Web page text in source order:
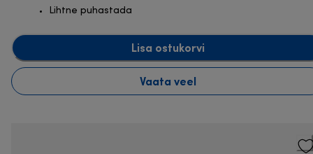
Lihtne puhastada
Lisa ostukorvi
Vaata veel